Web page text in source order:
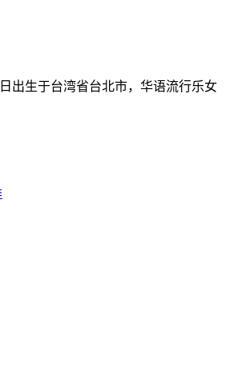
出生于台湾省台北市，华语流行乐女